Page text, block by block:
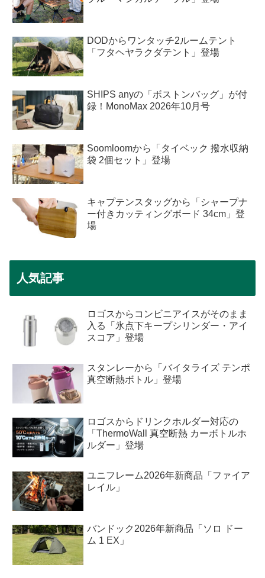
DODからワンタッチ2ルームテント
「フタヘヤラクダテント」登場
SHIPS anyの「ボストンバッグ」が付
録！MonoMax 2026年10月号
Soomloomから「タイベック 撥水収納
袋 2個セット」登場
キャプテンスタッグから「シャープナ
ー付きカッティングボード 34cm」登
場
人気記事
ロゴスからコンビニアイスがそのまま
入る「氷点下キープシリンダー・アイ
スコア」登場
スタンレーから「バイタライズ テンポ
真空断熱ボトル」登場
ロゴスからドリンクホルダー対応の
「ThermoWall 真空断熱 カーボトルホ
ルダー」登場
ユニフレーム2026年新商品「ファイア
レイル」
バンドック2026年新商品「ソロ ドー
ム 1 EX」